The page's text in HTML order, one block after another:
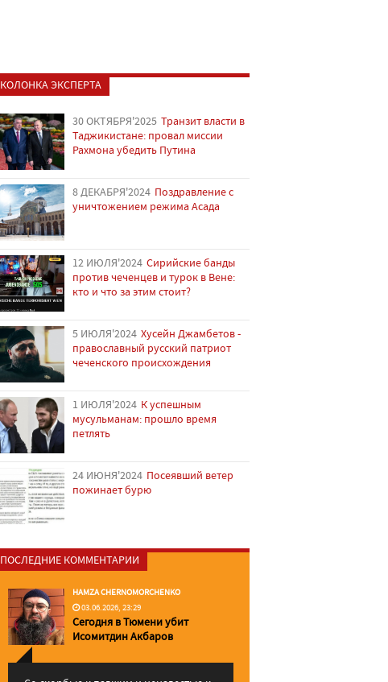
КОЛОНКА ЭКСПЕРТА
30 ОКТЯБРЯ'2025 Транзит власти в
Таджикистане: провал миссии
Рахмона убедить Путина
8 ДЕКАБРЯ'2024 Поздравление с
уничтожением режима Асада
12 ИЮЛЯ'2024 Сирийские банды
против чеченцев и турок в Вене:
кто и что за этим стоит?
5 ИЮЛЯ'2024 Хусейн Джамбетов -
православный русский патриот
чеченского происхождения
1 ИЮЛЯ'2024 К успешным
мусульманам: прошло время
петлять
24 ИЮНЯ'2024 Посеявший ветер
пожинает бурю
ПОСЛЕДНИЕ КОММЕНТАРИИ
HAMZA CHERNOMORCHENKO
03.06.2026, 23:29
Сегодня в Тюмени убит
Исомитдин Акбаров